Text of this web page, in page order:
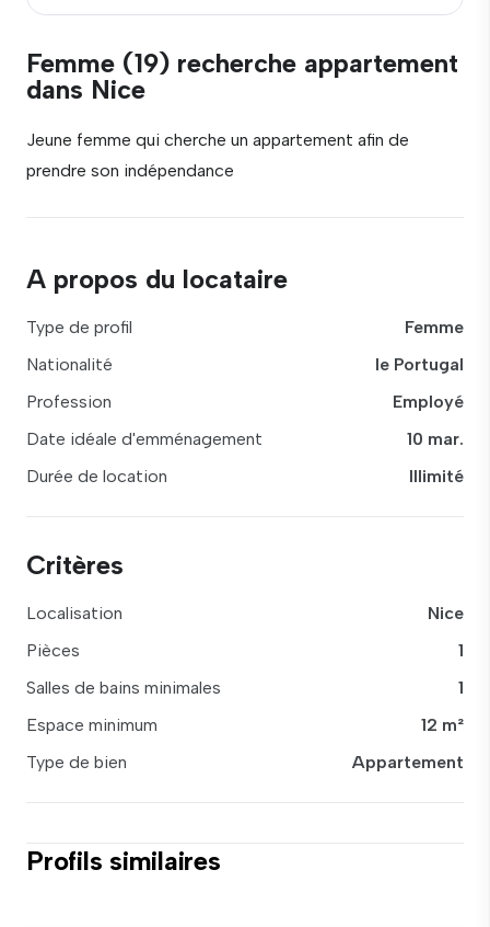
Femme (19) recherche appartement
dans Nice
Jeune femme qui cherche un appartement afin de
prendre son indépendance
A propos du locataire
Type de profil
Femme
Nationalité
le Portugal
Profession
Employé
Date idéale d'emménagement
10 mar.
Durée de location
Illimité
Critères
Localisation
Nice
Pièces
1
Salles de bains minimales
1
Espace minimum
12 m²
Type de bien
Appartement
Profils similaires